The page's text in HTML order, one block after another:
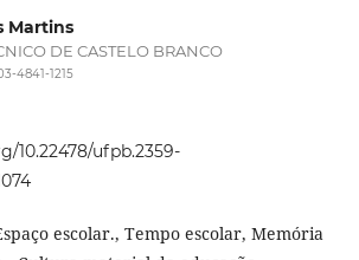
Martins
DE CASTELO BRANCO
4841-1215
10.22478/ufpb.2359-
escolar., Tempo escolar, Memória